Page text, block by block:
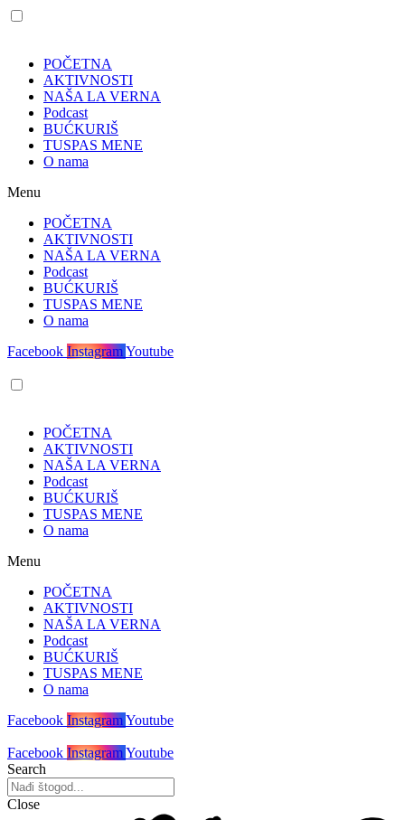
POČETNA
AKTIVNOSTI
NAŠA LA VERNA
Podcast
BUĆKURIŠ
TUSPAS MENE
O nama
Menu
POČETNA
AKTIVNOSTI
NAŠA LA VERNA
Podcast
BUĆKURIŠ
TUSPAS MENE
O nama
Facebook InstagramYoutube
POČETNA
AKTIVNOSTI
NAŠA LA VERNA
Podcast
BUĆKURIŠ
TUSPAS MENE
O nama
Menu
POČETNA
AKTIVNOSTI
NAŠA LA VERNA
Podcast
BUĆKURIŠ
TUSPAS MENE
O nama
Facebook InstagramYoutube
Facebook InstagramYoutube
Search
Close